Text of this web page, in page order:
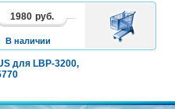
для LBP-3200,
1980 руб.
В наличии
В
КОРЗИНУ